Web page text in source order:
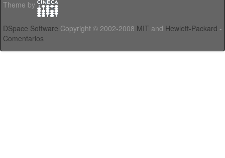
Theme by
DSpace Software Copyright © 2002-2008 MIT and Hewlett-Packard -
Comentarios